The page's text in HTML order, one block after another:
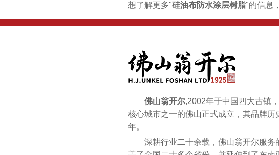
想了解更多"硅油布防水涂层树脂"的信息
佛山翁开尔,2002年于中国四大古镇
核心城市之一的佛山正式成立，其品牌历
年。
深耕行业二十余载，佛山翁开尔服务